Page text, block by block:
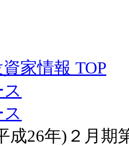
家情報 TOP
成26年)２月期